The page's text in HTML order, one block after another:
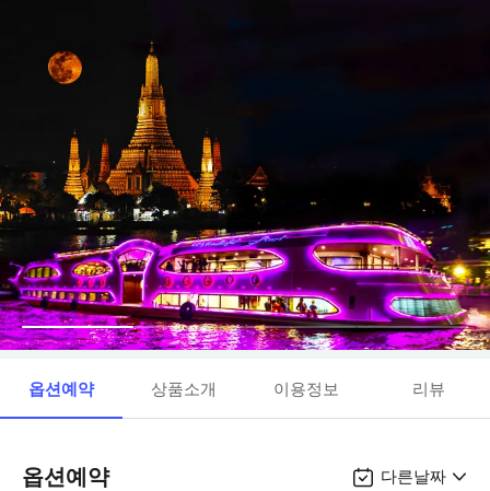
옵션예약 상품소개 이용정보 리뷰
옵션예약 다른날짜